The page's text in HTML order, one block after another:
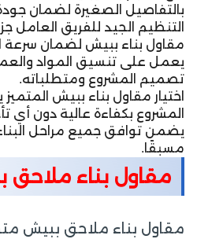
بالتفاصيل الصغيرة لضمان
التنظيم الجيد للفريق
مقاول بناء ببيش لضمان سرعة
يعمل على تنسيق المواد
تصميم المشروع ومتطلباته.
اختيار مقاول بناء ببيش
المشروع بكفاءة عالية دون أي
يضمن توافق جميع مراحل
مسبقًا.
مقاول بناء ملاحق
مقاول بناء ملاحق ببيش